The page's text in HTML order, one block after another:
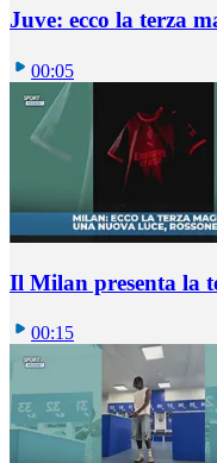
Juve: ecco la terza
00:05
Il Milan presenta la
00:15